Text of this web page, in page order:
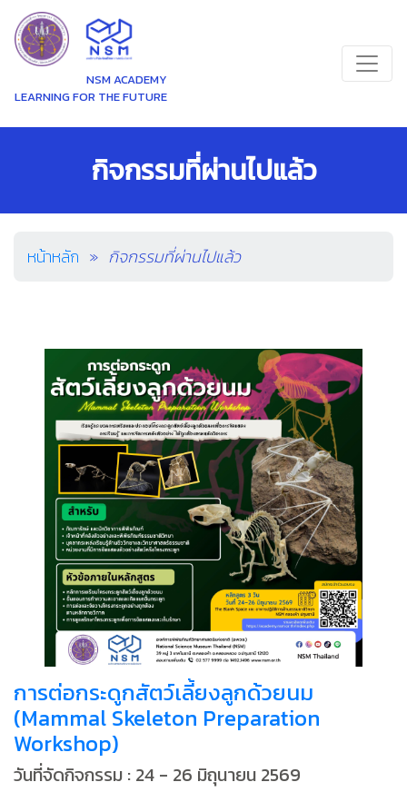
NSM ACADEMY
LEARNING FOR THE FUTURE
กิจกรรมที่ผ่านไปแล้ว
หน้าหลัก กิจกรรมที่ผ่านไปแล้ว
การต่อกระดูกสัตว์เลี้ยงลูกด้วยนม
(Mammal Skeleton Preparation
Workshop)
วันที่จัดกิจกรรม : 24 - 26 มิถุนายน 2569